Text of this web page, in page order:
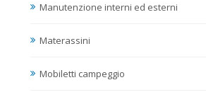
Manutenzione interni ed esterni
Materassini
Mobiletti campeggio